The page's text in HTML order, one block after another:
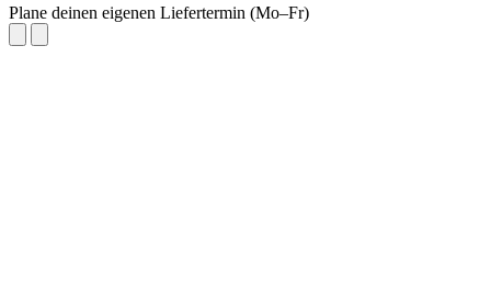
Plane deinen eigenen Liefertermin (Mo–Fr)